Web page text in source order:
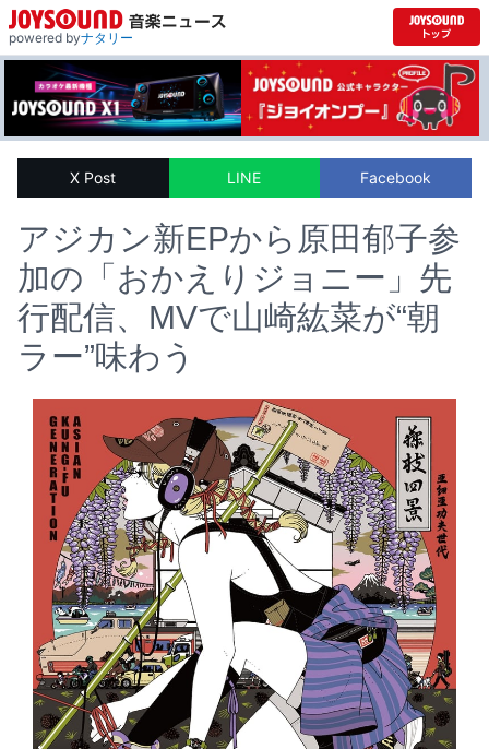
powered byナタリー
X Post LINE Facebook
アジカン新EPから原田郁子参
加の「おかえりジョニー」先
行配信、MVで山崎紘菜が“朝
ラー”味わう